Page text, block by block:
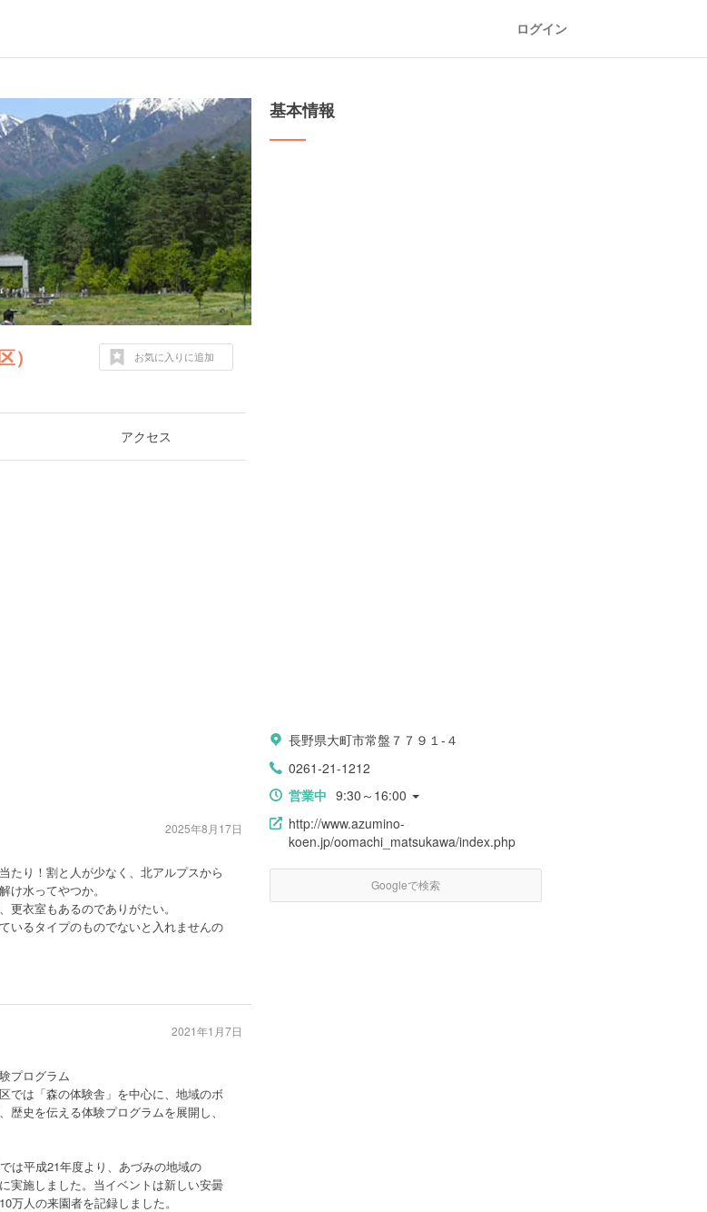
ログイン
） お気に入りに追加
アクセス
たり！割と人が少なく、北アルプスから
水ってやつか。
衣室もあるのでありがたい。
いるタイプのものでないと入れませんの
2025年8月17日
プログラム
では「森の体験舎」を中心に、地域のボ
史を伝える体験プログラムを展開し、
は平成21年度より、あづみの地域の
実施しました。当イベントは新しい安曇
万人の来園者を記録しました。
2021年1月7日
基本情報
長野県大町市常盤７７９１-４
0261-21-1212
営業中 9:30～16:00
http://www.azumino-
koen.jp/oomachi_matsukawa/index.php
Googleで検索